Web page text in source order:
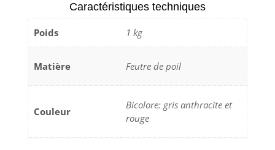
Caractéristiques techniques
Poids 1 kg
Matière Feutre de poil
Couleur
Bicolore: gris anthracite et
rouge